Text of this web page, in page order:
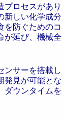
ロセスがあ
しい化学成分
防ぐための
延び、機械
サーを搭載
見が可能と
ウンタイム